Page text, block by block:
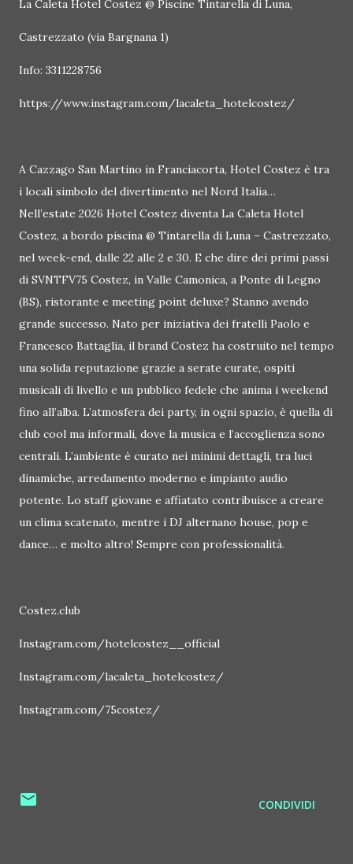
La Caleta Hotel Costez @ Piscine Tintarella di Luna,
Castrezzato (via Bargnana 1)
Info: 3311228756
https://www.instagram.com/lacaleta_hotelcostez/
A Cazzago San Martino in Franciacorta, Hotel Costez è tra
i locali simbolo del divertimento nel Nord Italia…
Nell’estate 2026 Hotel Costez diventa La Caleta Hotel
Costez, a bordo piscina @ Tintarella di Luna – Castrezzato,
nel week-end, dalle 22 alle 2 e 30. E che dire dei primi passi
di SVNTFV75 Costez, in Valle Camonica, a Ponte di Legno
(BS), ristorante e meeting point deluxe? Stanno avendo
grande successo. Nato per iniziativa dei fratelli Paolo e
Francesco Battaglia, il brand Costez ha costruito nel tempo
una solida reputazione grazie a serate curate, ospiti
musicali di livello e un pubblico fedele che anima i weekend
fino all’alba. L’atmosfera dei party, in ogni spazio, è quella di
club cool ma informali, dove la musica e l’accoglienza sono
centrali. L’ambiente è curato nei minimi dettagli, tra luci
dinamiche, arredamento moderno e impianto audio
potente. Lo staff giovane e affiatato contribuisce a creare
un clima scatenato, mentre i DJ alternano house, pop e
dance… e molto altro! Sempre con professionalità.
Costez.club
Instagram.com/hotelcostez__official
Instagram.com/lacaleta_hotelcostez/
Instagram.com/75costez/
CONDIVIDI